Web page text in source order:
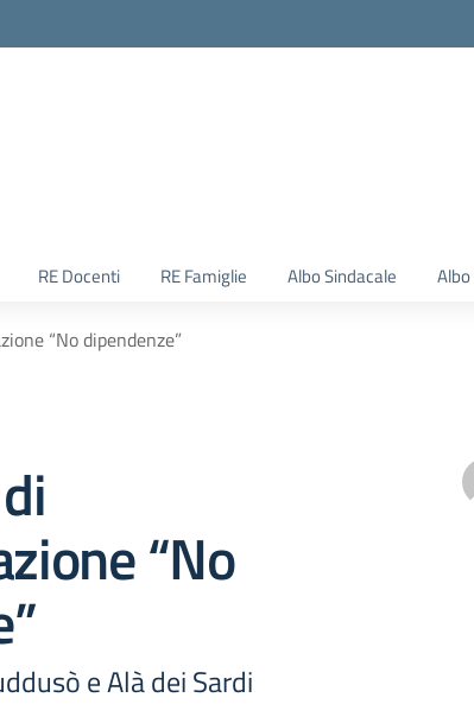
RE Docenti RE Famiglie Albo Sindacale
“No dipendenze”
“No
e Alà dei Sardi